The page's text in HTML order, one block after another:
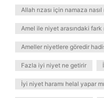
Allah rızası için namaza
Amel ile niyet arasındaki fark
Ameller niyetlere göredir
Fazla iyi niyet ne getirir
İyi niyet haramı helal yapar mı